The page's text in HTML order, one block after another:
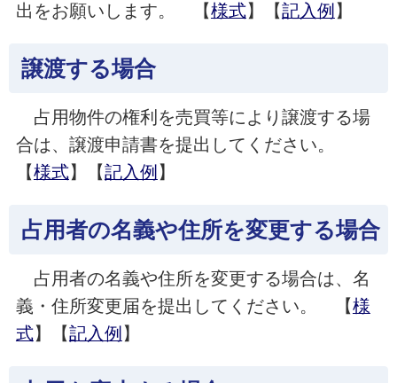
出をお願いします。 【様式】【記入例 】
譲渡する場合
占用物件の権利を売買等により譲渡する場
合は、譲渡申請書を提出してください。
【様式】【記入例 】
占用者の名義や住所を変更する場合
占用者の名義や住所を変更する場合は、名
義・住所変更届を提出してください。 【様
式】【記入例 】